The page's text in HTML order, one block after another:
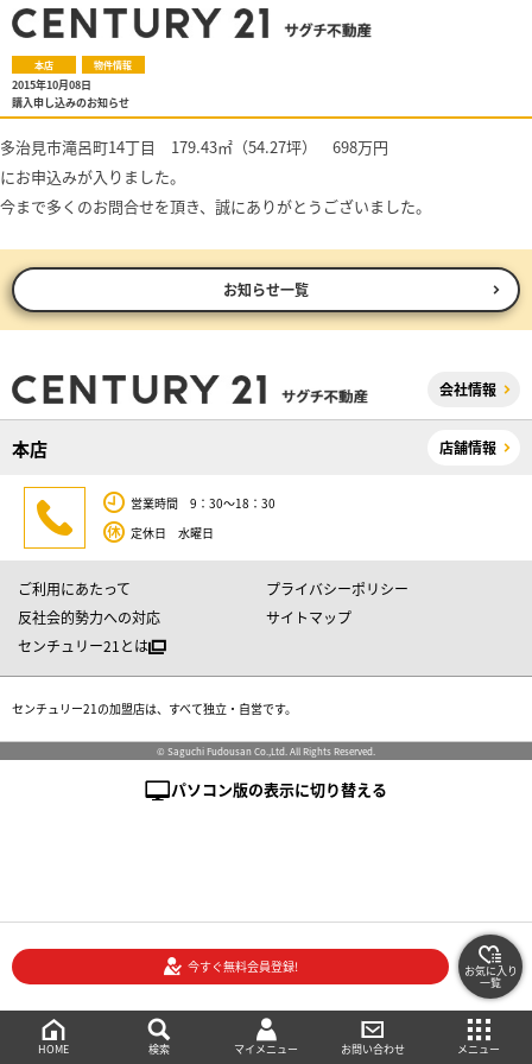
本店 物件情報
2015年10月08日
購入申し込みのお知らせ
多治見市滝呂町14丁目 179.43㎡（54.27坪） 698万円
にお申込みが入りました。
今まで多くのお問合せを頂き、誠にありがとうございました。
お知らせ一覧
会社情報
本店 店舗情報
営業時間 9：30～18：30
定休日 水曜日
ご利用にあたって
プライバシーポリシー
反社会的勢力への対応
サイトマップ
センチュリー21とは
センチュリー21の加盟店は、すべて独立・自営です。
© Saguchi Fudousan Co.,Ltd. All Rights Reserved.
パソコン版の表示に切り替える
HOME 検索 マイメニュー お問い合わせ メニュー
今すぐ無料会員登録! お気に入り
一覧
絞り込み検索
メニュー
ご相談・お問い合わせ